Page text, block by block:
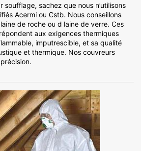
soufflage, sachez que nous n’utilisons
Acermi ou Cstb. Nous conseillons
de roche ou d laine de verre. Ces
aux exigences thermiques
imputrescible, et sa qualité
et thermique. Nos couvreurs